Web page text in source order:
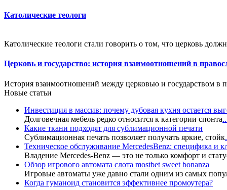
Католические теологи
Католические теологи стали говорить о том, что церковь
Церковь и государство: история взаимоотношений в
История взаимоотношений между церковью и государством в
Новые статьи
Инвестиция в массив: почему дубовая кухня остается
Долговечная мебель редко относится к категории спонта
Какие ткани подходят для сублимационной печати
Сублимационная печать позволяет получать яркие, стойк
Техническое обслуживание MercedesBenz: специфика и
Владение Mercedes-Benz — это не только комфорт и
Обзор игрового автомата слота mostbet sweet bonanza
Игровые автоматы уже давно стали одним из самых
Когда гуманоид становится эффективнее промоутера?